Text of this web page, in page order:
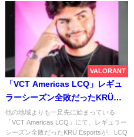
VALORANT
「VCT Americas LCQ」レギュ
ラーシーズン全敗だったKRÜ
Esports、南米チームにすべて勝
利しUpper Bracket finals進出
他の地域よりも一足先に始まっている
「VCT Americas LCQ」にて、レギュラー
シーズン全敗だったKRÜ Esportsが、LCQ